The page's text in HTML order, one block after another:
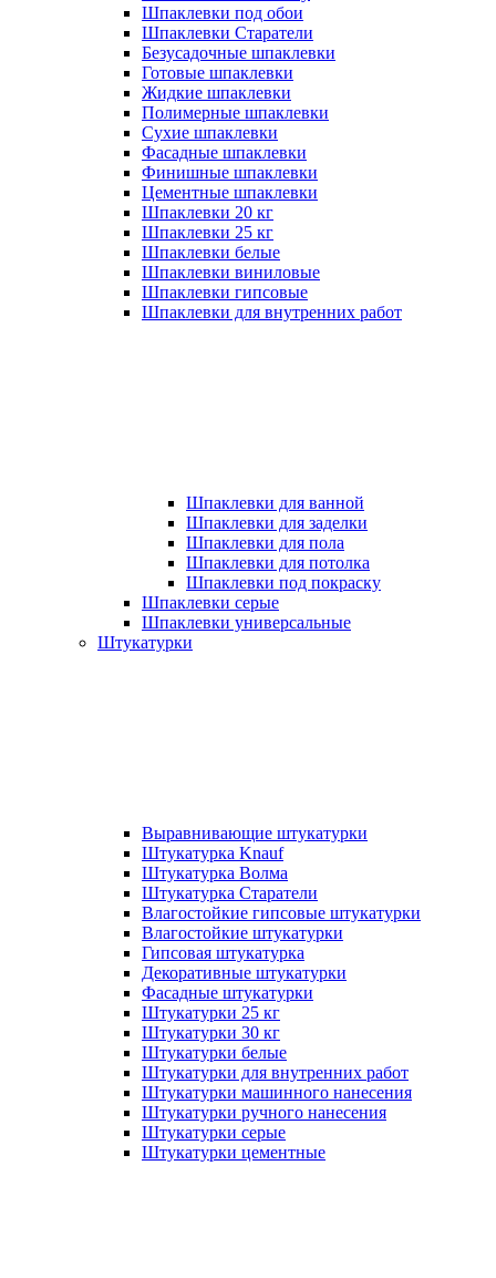
Шпаклевки под обои
Шпаклевки Старатели
Безусадочные шпаклевки
Готовые шпаклевки
Жидкие шпаклевки
Полимерные шпаклевки
Сухие шпаклевки
Фасадные шпаклевки
Финишные шпаклевки
Цементные шпаклевки
Шпаклевки 20 кг
Шпаклевки 25 кг
Шпаклевки белые
Шпаклевки виниловые
Шпаклевки гипсовые
Шпаклевки для внутренних работ
Шпаклевки для ванной
Шпаклевки для заделки
Шпаклевки для пола
Шпаклевки для потолка
Шпаклевки под покраску
Шпаклевки серые
Шпаклевки универсальные
Штукатурки
Выравнивающие штукатурки
Штукатурка Knauf
Штукатурка Волма
Штукатурка Старатели
Влагостойкие гипсовые штукатурки
Влагостойкие штукатурки
Гипсовая штукатурка
Декоративные штукатурки
Фасадные штукатурки
Штукатурки 25 кг
Штукатурки 30 кг
Штукатурки белые
Штукатурки для внутренних работ
Штукатурки машинного нанесения
Штукатурки ручного нанесения
Штукатурки серые
Штукатурки цементные